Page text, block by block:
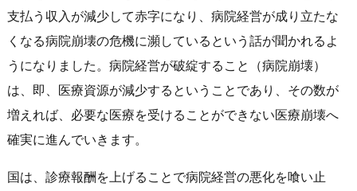
支払う収入が減少して赤字になり、病院経営が成り立たな
くなる病院崩壊の危機に瀕しているという話が聞かれるよ
うになりました。病院経営が破綻すること（病院崩壊）
は、即、医療資源が減少するということであり、その数が
増えれば、必要な医療を受けることができない医療崩壊へ
確実に進んでいきます。
国は、診療報酬を上げることで病院経営の悪化を喰い止